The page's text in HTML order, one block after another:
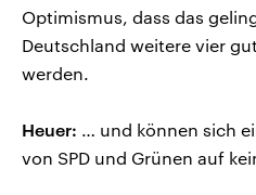
Optimismus, dass das
Deutschland weitere vier
werden.
Heuer: … und können sich
von SPD und Grünen auf